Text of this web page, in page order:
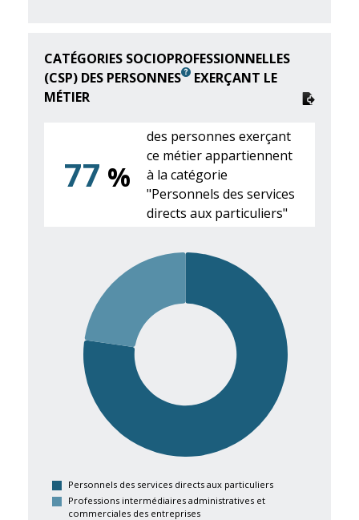
CATÉGORIES SOCIOPROFESSIONNELLES
(CSP) DES PERSONNES
EXERÇANT LE
MÉTIER
77 %
des personnes exerçant
ce métier appartiennent
à la catégorie
"Personnels des services
directs aux particuliers"
Personnels des services directs aux particuliers
Professions intermédiaires administratives et
commerciales des entreprises